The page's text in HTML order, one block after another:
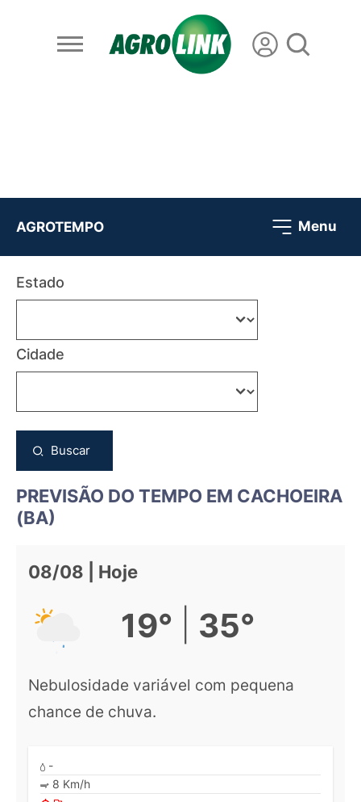
AGROTEMPO Menu
Estado
Cidade
Buscar
PREVISÃO DO TEMPO EM CACHOEIRA
(BA)
08/08 | Hoje
19° 35°
Nebulosidade variável com pequena
chance de chuva.
-
8 Km/h